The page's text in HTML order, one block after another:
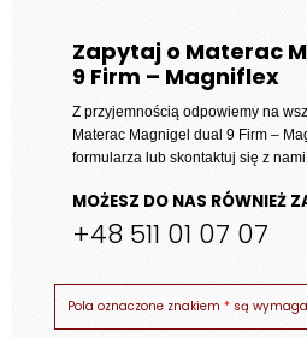
do
7
628
Zapytaj o Materac
9 Firm – Magniflex
Z przyjemnością odpowiemy na
Materac Magnigel dual 9 Firm –
formularza lub skontaktuj się z nami
MOŻESZ DO NAS RÓWNIEŻ
+48 511 01 07 07
Pola oznaczone znakiem * są